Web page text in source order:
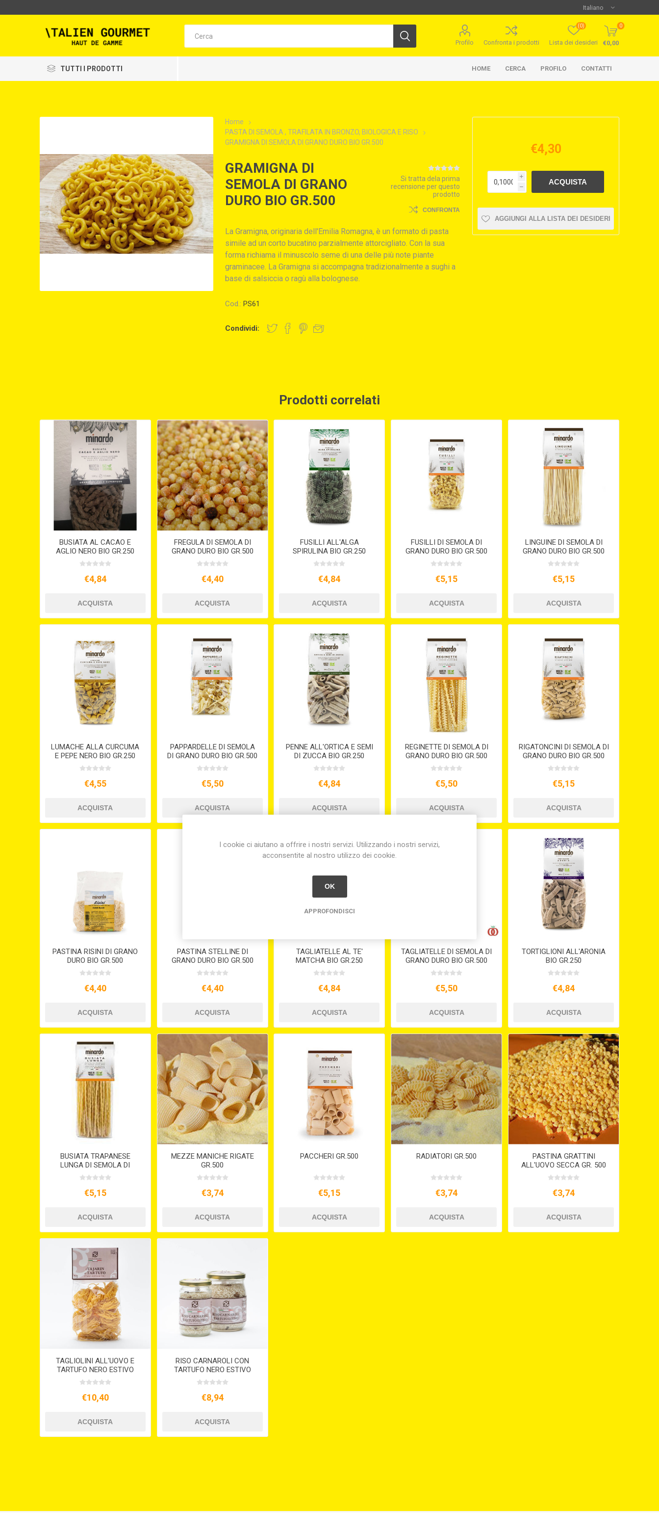
Profilo Confronta i prodotti Lista dei desideri
(0) 0
€0,00
TUTTI I PRODOTTI HOME CERCA PROFILO CONTATTI
Home
PASTA DI SEMOLA , TRAFILATA IN BRONZO, BIOLOGICA E RISO
GRAMIGNA DI SEMOLA DI GRANO DURO BIO GR.500
GRAMIGNA DI
SEMOLA DI GRANO
DURO BIO GR.500
Si tratta dela prima
recensione per questo
prodotto
CONFRONTA
La Gramigna, originaria dell'Emilia Romagna, è un formato di pasta
simile ad un corto bucatino parzialmente attorcigliato. Con la sua
forma richiama il minuscolo seme di una delle più note piante
graminacee. La Gramigna si accompagna tradizionalmente a sughi a
base di salsiccia o ragù alla bolognese.
Cod.: PS61
Condividi:
€4,30
i
h
AGGIUNGI ALLA LISTA DEI DESIDERI
Prodotti correlati
BUSIATA AL CACAO E
AGLIO NERO BIO GR.250
€4,84
FREGULA DI SEMOLA DI
GRANO DURO BIO GR.500
€4,40
FUSILLI ALL'ALGA
SPIRULINA BIO GR.250
€4,84
FUSILLI DI SEMOLA DI
GRANO DURO BIO GR.500
€5,15
LINGUINE DI SEMOLA DI
GRANO DURO BIO GR.500
€5,15
LUMACHE ALLA CURCUMA
E PEPE NERO BIO GR.250
€4,55
PAPPARDELLE DI SEMOLA
DI GRANO DURO BIO GR.500
€5,50
PENNE ALL'ORTICA E SEMI
DI ZUCCA BIO GR.250
€4,84
REGINETTE DI SEMOLA DI
GRANO DURO BIO GR.500
€5,50
RIGATONCINI DI SEMOLA DI
GRANO DURO BIO GR.500
€5,15
PASTINA RISINI DI GRANO
DURO BIO GR.500
€4,40
PASTINA STELLINE DI
GRANO DURO BIO GR.500
€4,40
TAGLIATELLE AL TE'
MATCHA BIO GR.250
€4,84
TAGLIATELLE DI SEMOLA DI
GRANO DURO BIO GR.500
€5,50
TORTIGLIONI ALL'ARONIA
BIO GR.250
€4,84
BUSIATA TRAPANESE
LUNGA DI SEMOLA DI
GRANO BIO GR.500
€5,15
MEZZE MANICHE RIGATE
GR.500
€3,74
PACCHERI GR.500
€5,15
RADIATORI GR.500
€3,74
PASTINA GRATTINI
ALL'UOVO SECCA GR. 500
€3,74
TAGLIOLINI ALL'UOVO E
TARTUFO NERO ESTIVO
GR.250
€10,40
RISO CARNAROLI CON
TARTUFO NERO ESTIVO
GR.200
€8,94
I cookie ci aiutano a offrire i nostri servizi. Utilizzando i nostri servizi,
acconsentite al nostro utilizzo dei cookie.
OK
APPROFONDISCI